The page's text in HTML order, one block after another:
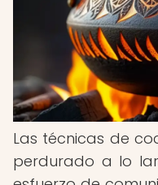
Las técnicas de
perdurado a lo